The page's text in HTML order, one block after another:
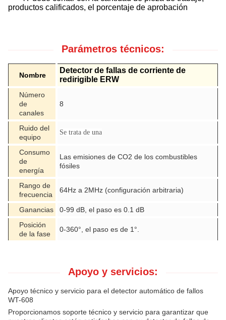
productos calificados, el porcentaje de aprobación
Parámetros técnicos:
Nombre
Detector de fallas de corriente de
redirigible ERW
Número
de
canales
8
Ruido del
equipo
Se trata de una
Consumo
de
energía
Las emisiones de CO2 de los combustibles
fósiles
Rango de
frecuencia
64Hz a 2MHz (configuración arbitraria)
Ganancias
0-99 dB, el paso es 0.1 dB
Posición
de la fase
0-360°, el paso es de 1°.
Apoyo y servicios:
Apoyo técnico y servicio para el detector automático de fallos
WT-608
Proporcionamos soporte técnico y servicio para garantizar que